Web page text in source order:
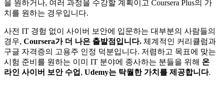
을 원하거나, 여러 과정을 수강할 계획이고 Coursera Plus의 가
치를 원하는 경우입니다.
사전 IT 경험 없이 사이버 보안에 입문하는 대부분의 사람들의
경우, Coursera가 더 나은 출발점입니다. 체계적인 커리큘럼과
구글 자격증의 고용주 인정 덕분입니다. 저렴하고 목표에 맞는
시험 준비를 원하는 이미 IT 분야에 종사하는 분들을 위해 온
라인 사이버 보안 수업 , Udemy는 탁월한 가치를 제공합니다.